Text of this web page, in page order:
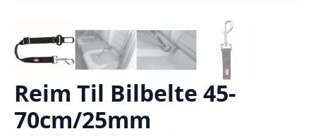
Reim Til Bilbelte 45-
70cm/25mm